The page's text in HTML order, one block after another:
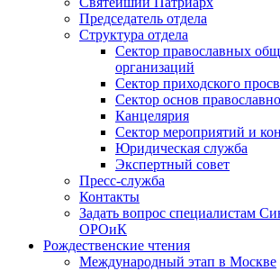
Председатель отдела
Структура отдела
Сектор православных
организаций
Сектор приходского
Сектор основ
Канцелярия
Сектор мероприятий и
Юридическая служба
Экспертный совет
Пресс-служба
Контакты
Задать вопрос специалистам
ОРОиК
Рождественские чтения
Международный этап в Москве